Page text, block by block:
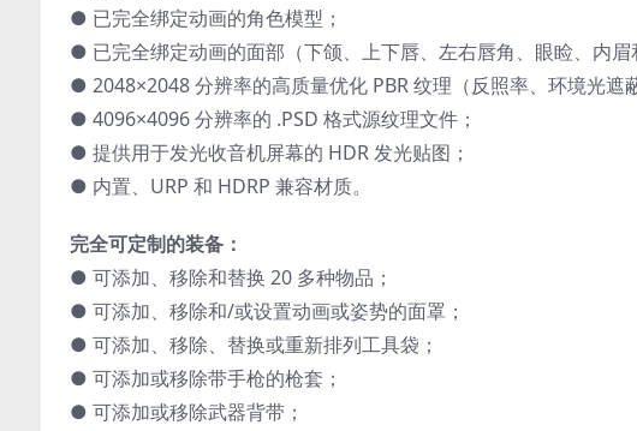
● 已完全绑定动画的角色模型；
● 已完全绑定动画的面部（下颌、上下唇、左右唇角、眼睑、内眉
● 2048×2048 分辨率的高质量优化 PBR 纹理（反照率、环境光遮
● 4096×4096 分辨率的 .PSD 格式源纹理文件；
● 提供用于发光收音机屏幕的 HDR 发光贴图；
● 内置、URP 和 HDRP 兼容材质。
完全可定制的装备：
● 可添加、移除和替换 20 多种物品；
● 可添加、移除和/或设置动画或姿势的面罩；
● 可添加、移除、替换或重新排列工具袋；
● 可添加或移除带手枪的枪套；
● 可添加或移除武器背带；